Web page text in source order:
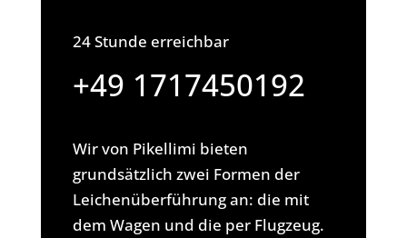
24 Stunde erreichbar
+49 1717450192
Wir von Pikellimi bieten
grundsätzlich zwei Formen der
Leichenüberführung an: die mit
dem Wagen und die per Flugzeug.